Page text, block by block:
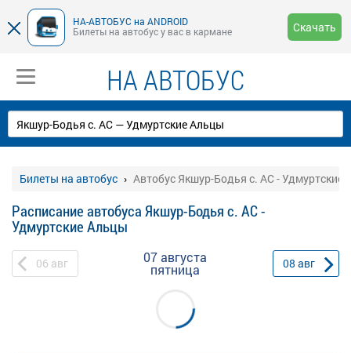
НА-АВТОБУС на ANDROID
Билеты на автобус у вас в кармане
Скачать
НА АВТОБУС
Билеты на автобус Автобус Якшур-Бодья с. АС - Удмуртские
Расписание автобуса Якшур-Бодья с. АС -
Удмуртские Альцы
06 авг 07 августа
пятница 08 авг